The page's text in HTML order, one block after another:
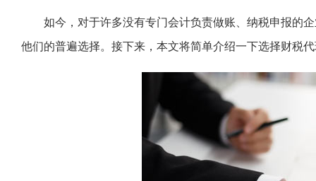
如今，对于许多没有专门会计负责做账、纳税申报的
他们的普遍选择。接下来，本文将简单介绍一下选择财税